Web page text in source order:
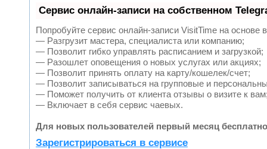
Сервис онлайн-записи на собственном
Попробуйте сервис онлайн-записи VisitTime на основе
— Разгрузит мастера, специалиста или компанию;
— Позволит гибко управлять расписанием и загрузкой;
— Разошлет оповещения о новых услугах или акциях;
— Позволит принять оплату на карту/кошелек/счет;
— Позволит записываться на групповые и
— Поможет получить от клиента отзывы о визите к
— Включает в себя сервис чаевых.
Для новых пользователей первый месяц
Зарегистрироваться в сервисе